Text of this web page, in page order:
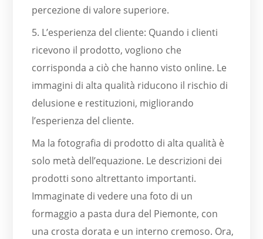
percezione di valore superiore.
5. L’esperienza del cliente: Quando i clienti
ricevono il prodotto, vogliono che
corrisponda a ciò che hanno visto online. Le
immagini di alta qualità riducono il rischio di
delusione e restituzioni, migliorando
l’esperienza del cliente.
Ma la fotografia di prodotto di alta qualità è
solo metà dell’equazione. Le descrizioni dei
prodotti sono altrettanto importanti.
Immaginate di vedere una foto di un
formaggio a pasta dura del Piemonte, con
una crosta dorata e un interno cremoso. Ora,